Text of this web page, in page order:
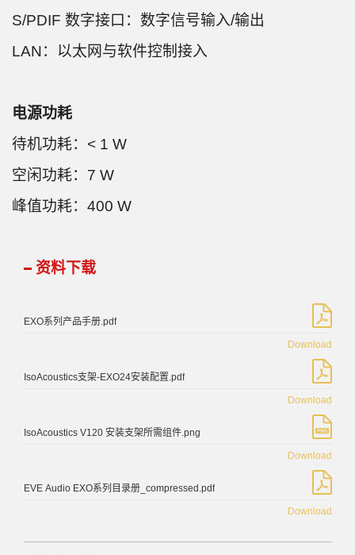
S/PDIF 数字接口：数字信号输入/输出
LAN：以太网与软件控制接入
电源功耗
待机功耗：< 1 W
空闲功耗：7 W
峰值功耗：400 W
资料下载
EXO系列产品手册.pdf
Download
IsoAcoustics支架-EXO24安装配置.pdf
Download
IsoAcoustics V120 安装支架所需组件.png
Download
EVE Audio EXO系列目录册_compressed.pdf
Download